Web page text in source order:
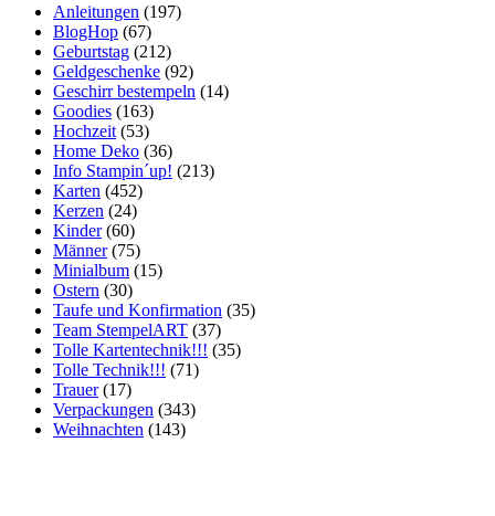
Anleitungen (197)
BlogHop (67)
Geburtstag (212)
Geldgeschenke (92)
Geschirr bestempeln (14)
Goodies (163)
Hochzeit (53)
Home Deko (36)
Info Stampin´up! (213)
Karten (452)
Kerzen (24)
Kinder(60)
Männer(75)
Minialbum (15)
Ostern (30)
Taufe und Konfirmation (35)
Team StempelART (37)
Tolle Kartentechnik!!! (35)
Tolle Technik!!! (71)
Trauer(17)
Verpackungen (343)
Weihnachten (143)